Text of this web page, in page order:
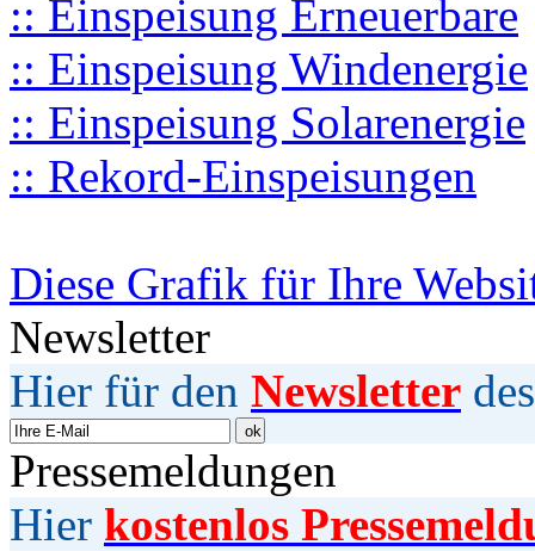
:: Einspeisung Erneuerbare
:: Einspeisung Windenergie
:: Einspeisung Solarenergie
:: Rekord-Einspeisungen
Diese Grafik für Ihre
Newsletter
Hier für den Newsletter
Pressemeldungen
Hier kostenlos